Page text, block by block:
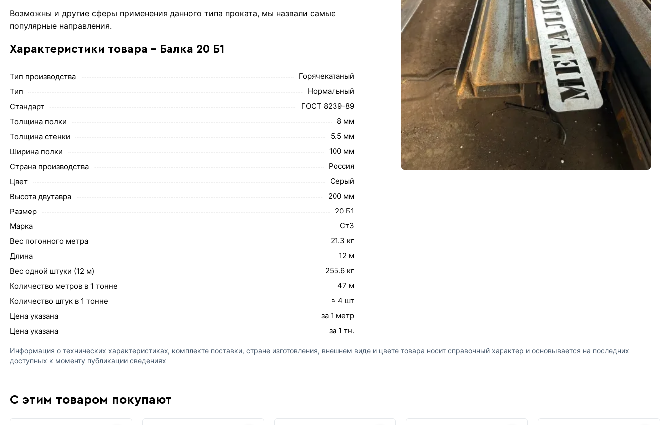
Возможны и другие сферы применения данного типа проката, мы назвали самые
популярные направления.
Характеристики товара - Балка 20 Б1
Тип производства
Горячекатаный
Тип
Нормальный
Стандарт
ГОСТ 8239-89
Толщина полки
8 мм
Толщина стенки
5.5 мм
Ширина полки
100 мм
Страна производства
Россия
Цвет
Серый
Высота двутавра
200 мм
Размер
20 Б1
Марка
Ст3
Вес погонного метра
21.3 кг
Длина
12 м
Вес одной штуки (12 м)
255.6 кг
Количество метров в 1 тонне
47 м
Количество штук в 1 тонне
≈ 4 шт
Цена указана
за 1 метр
Цена указана
за 1 тн.
Информация о технических характеристиках, комплекте поставки, стране изготовления, внешнем виде и цвете товара носит справочный характер и основывается на последних
доступных к моменту публикации сведениях
С этим товаром покупают